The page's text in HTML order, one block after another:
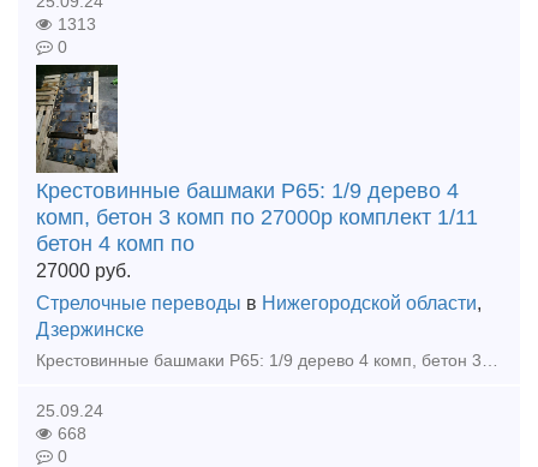
1313
0
Крестовинные башмаки Р65: 1/9 дерево 4
комп, бетон 3 комп по 27000р комплект 1/11
бетон 4 комп по
27000 руб.
Стрелочные переводы в Нижегородской области,
Дзержинске
Крестовинные башмаки Р65: 1/9 дерево 4 комп, бетон 3 комп по 27000р комплект 1/11 бетон 4 комп по 27000р комплект 1/6 бетон 2 комп по 23000 р комплект Башмаки на контру бетон 10шт по 5000р
25.09.24
668
0